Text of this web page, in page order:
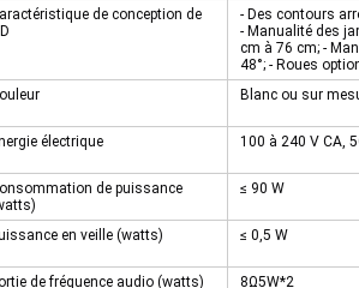
de conception de
- Des contours
- Manualité des
cm à 76 cm; -
48°; - Roues
Blanc ou sur
électrique 100 à 240 V CA,
de puissance
≤ 90 W
en veille (watts) ≤ 0,5 W
de fréquence audio (watts) 8Ω5W*2